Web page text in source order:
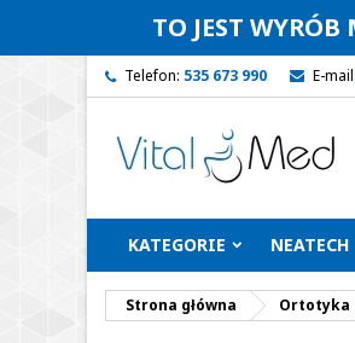
TO JEST
Telefon: 535 673 990 E-mail:
KATEGORIE NEATECH
Strona główna Ortotyka